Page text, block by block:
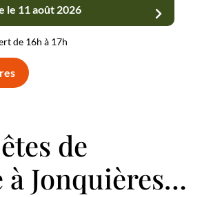
le 11 août 2026
de 16h à 17h
le 18 août 2026
de 16h à 17h
le 25 août 2026
de 16h à 17h
de
à Jonquières…